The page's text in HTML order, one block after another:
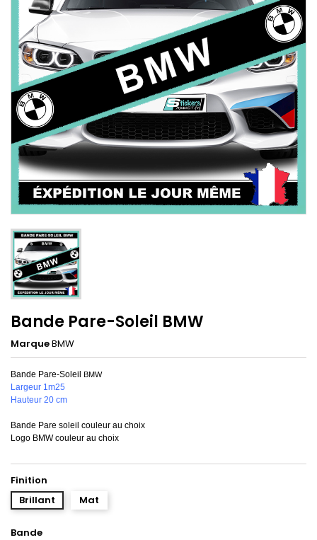
Bande Pare-Soleil BMW
MarqueBMW
Bande Pare-Soleil BMW
Largeur 1m25
Hauteur 20 cm
Bande Pare soleil couleur au choix
Logo BMW couleur au choix
Finition
Brillant
Mat
Bande